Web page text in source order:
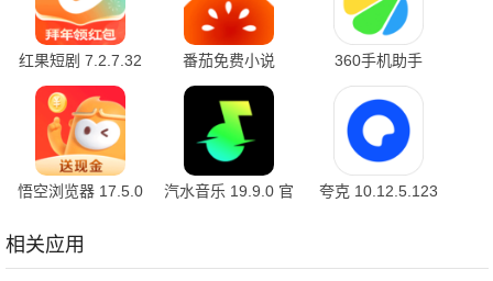
红果短剧 7.2.7.32
官方版
番茄免费小说
7.2.7.32 安卓版
360手机助手
10.2.2 官方版
悟空浏览器 17.5.0
汽水音乐 19.9.0 官
夸克 10.12.5.123
相关应用